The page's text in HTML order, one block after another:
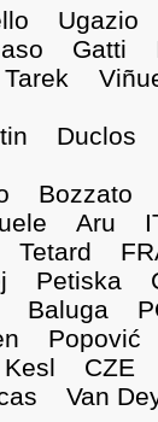
Gatti
Duclos
Bozzato
Aru
Petiska
Popović
CZE
Van